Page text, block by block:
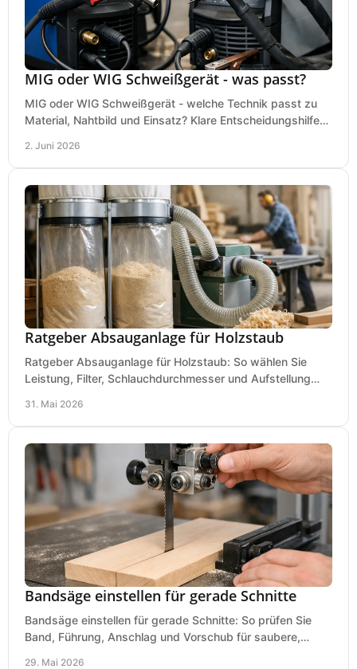
MIG oder WIG Schweißgerät - was passt?
MIG oder WIG Schweißgerät - welche Technik passt zu
Material, Nahtbild und Einsatz? Klare Entscheidungshilfe
2. Juni 2026
Ratgeber Absauganlage für Holzstaub
Ratgeber Absauganlage für Holzstaub: So wählen Sie
Leistung, Filter, Schlauchdurchmesser und Aufstellung
31. Mai 2026
Bandsäge einstellen für gerade Schnitte
Bandsäge einstellen für gerade Schnitte: So prüfen Sie
Band, Führung, Anschlag und Vorschub für saubere,
29. Mai 2026